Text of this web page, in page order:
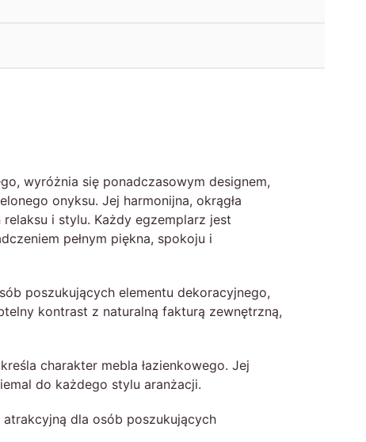
wyróżnia się ponadczasowym designem,
onyksu. Jej harmonijna, okrągła
i stylu. Każdy egzemplarz jest
pełnym piękna, spokoju i
poszukujących elementu dekoracyjnego,
kontrast z naturalną fakturą zewnętrzną,
charakter mebla łazienkowego. Jej
do każdego stylu aranżacji.
dla osób poszukujących